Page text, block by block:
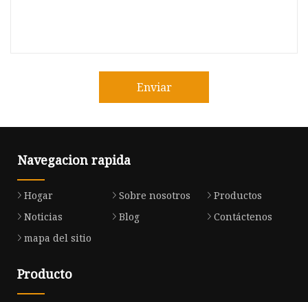
Enviar
Navegacion rapida
Hogar Sobre nosotros
Productos
Noticias
Blog
Contáctenos
mapa del sitio
Producto